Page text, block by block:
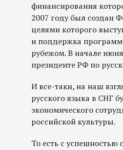
финансирования
2007 году был создан
целями которого
и поддержка программ
рубежом. В начале
президенте РФ по
И все-таки, на наш
русского языка в СНГ
экономического
российской культуры.
То есть с успешностью